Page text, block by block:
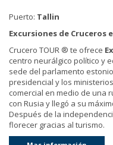
Puerto: Tallin
Excursiones de Cruceros
Crucero TOUR ® te ofrece
centro neurálgico político y
sede del parlamento
presidencial y los
comercial en medio de una
con Rusia y llegó a su
Después de la
florecer gracias al turismo.